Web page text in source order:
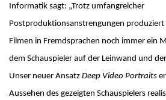
Informatik sagt: „Trotz umfangreicher
Postproduktionsanstrengungen produziert
Filmen in Fremdsprachen noch immer ein
dem Schauspieler auf der Leinwand und
Unser neuer Ansatz Deep Video Portraits
Aussehen des gezeigten Schauspielers